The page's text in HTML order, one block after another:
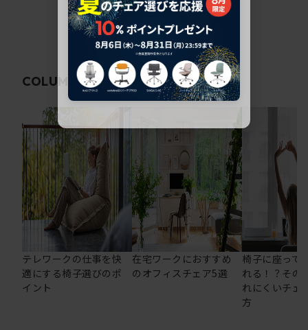
COLUMN関連コラム
テレワークの仕事を快
適にする椅子選びのポ
イント
在宅ワークにおすすめ
のオフィスチェア5選
椅子に座って
れる！？その
れにくいチェ
方